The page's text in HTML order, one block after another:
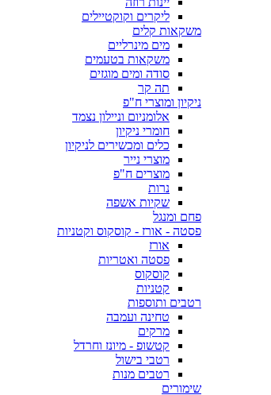
ליקרים וקוקטיילים
משקאות קלים
מים מינרליים
משקאות בטעמים
סודה ומים מוגזים
תה קר
ניקיון ומוצרי ח"פ
אלומניום וניילון נצמד
חומרי ניקיון
כלים ומכשירים לניקיון
מוצרי נייר
מוצרים ח"פ
נרות
שקיות אשפה
פחם ומנגל
פסטה - אורז - קוסקוס וקטניות
אורז
פסטה ואטריות
קוסקוס
קטניות
רטבים ותוספות
טחינה ועמבה
מרקים
קטשופ - מיונז וחרדל
רטבי בישול
רטבים מנות
שימורים